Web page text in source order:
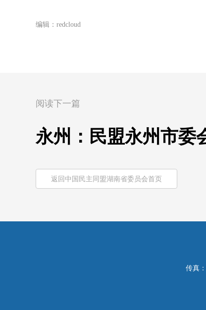
编辑：redcloud
阅读下一篇
永州：民盟永州市委
返回中国民主同盟湖南省委员会首页
传真